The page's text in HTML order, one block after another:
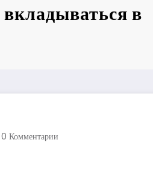
в
0 Комментарии